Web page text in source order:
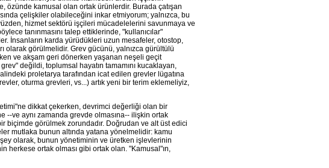
özünde kamusal olan ortak ürünlerdir. Burada çatışan
çelişkiler olabileceğini inkar etmiyorum; yalnızca, bu
hizmet sektörü işçileri mücadelelerini savunmaya ve
tanınmasını talep ettiklerinde, "kullanıcılar"
İnsanların karda yürüdükleri uzun mesafeler, otostop,
olarak görülmelidir. Grev gücünü, yalnızca gürültülü
ve akşam geri dönerken yaşanan neşeli geçit
değildi, toplumsal hayatın tamamını kucaklayan,
proletarya tarafından icat edilen grevler lügatına
oturma grevleri, vs...) artık yeni bir terim eklemeliyiz,
dikkat çekerken, devrimci değerliği olan bir
--ve aynı zamanda grevde olmasına-- ilişkin ortak
biçimde görülmek zorundadır. Doğrudan ve alt üst edici
mutlaka bunun altında yatana yönelmelidir: kamu
olarak, bunun yönetiminin ve üretken işlevlerinin
ortak olması gibi ortak olan. "Kamusal"ın,